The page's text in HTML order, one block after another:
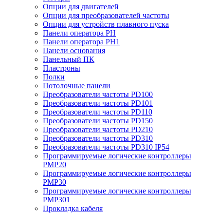
Опции для двигателей
Опции для преобразователей частоты
Опции для устройств плавного пуска
Панели оператора PH
Панели оператора PH1
Панели основания
Панельный ПК
Пластроны
Полки
Потолочные панели
Преобразователи частоты PD100
Преобразователи частоты PD101
Преобразователи частоты PD110
Преобразователи частоты PD150
Преобразователи частоты PD210
Преобразователи частоты PD310
Преобразователи частоты PD310 IP54
Программируемые логические контроллеры
PMP20
Программируемые логические контроллеры
PMP30
Программируемые логические контроллеры
PMP301
Прокладка кабеля